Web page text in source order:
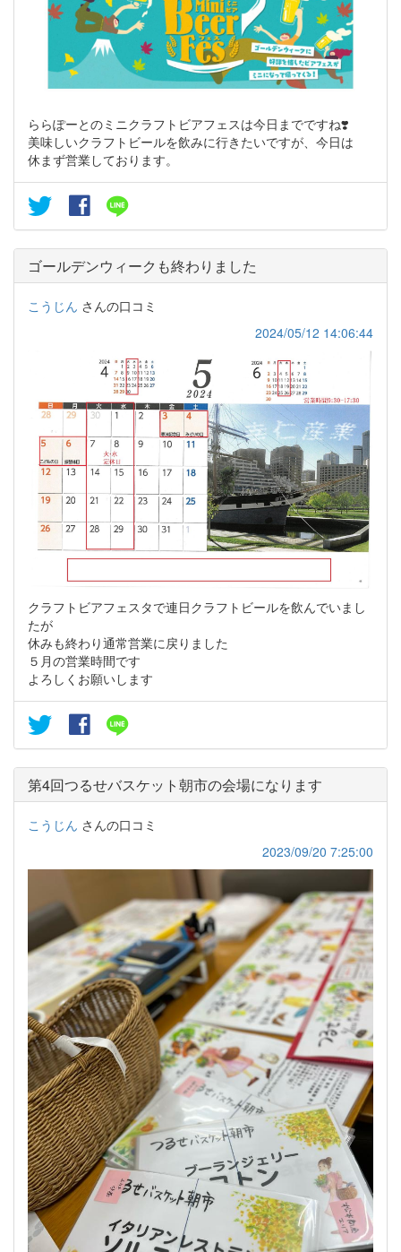
ららぽーとのミニクラフトビアフェスは今日までですね❣️
美味しいクラフトビールを飲みに行きたいですが、今日は
休まず営業しております。
ゴールデンウィークも終わりました
こうじん さんの口コミ
2024/05/12 14:06:44
クラフトビアフェスタで連日クラフトビールを飲んでいまし
たが
休みも終わり通常営業に戻りました
５月の営業時間です
よろしくお願いします
第4回つるせバスケット朝市の会場になります
こうじん さんの口コミ
2023/09/20 7:25:00